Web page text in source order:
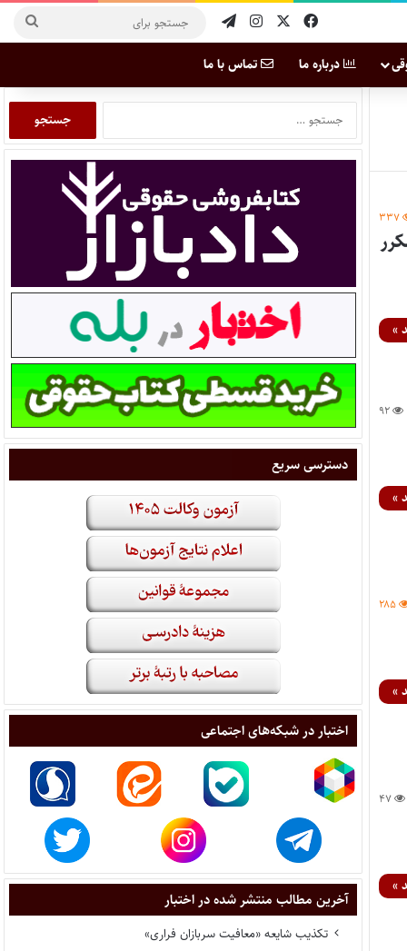
درباره ما تماس با ما
۳۳۷
مصوب ۱۳۵۱ و حذف ماده (۳۴) مکرر
»
۹۲
»
۲۸۵
»
۴۷
»
دسترسی سریع
اختبار در شبکه‌های اجتماعی
آخرین مطالب منتشر شده در اختبار
تکذیب شایعه «معافیت سربازان فراری»